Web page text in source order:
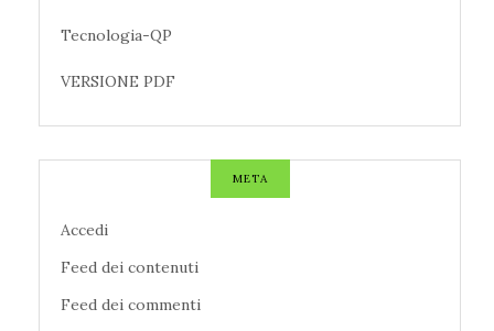
Tecnologia-QP
VERSIONE PDF
META
Accedi
Feed dei contenuti
Feed dei commenti